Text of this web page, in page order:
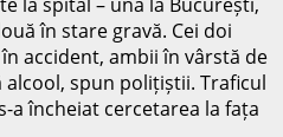
în stare gravă. Cei doi
accident, ambii în vârstă de
alcool, spun polițiștii. Traficul
a încheiat cercetarea la fața